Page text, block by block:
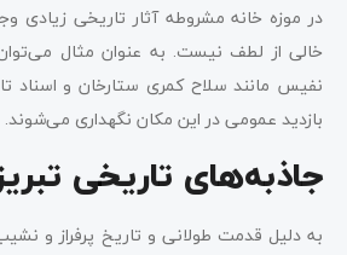
در موزه خانه مشروطه آثار تاریخی زیادی
خالی از لطف نیست. به عنوان مثال
نفیس مانند سلاح کمری ستارخان و اسناد
بازدید عمومی در این مکان نگهداری می‌شوند.
جاذبه‌های تاریخی
به دلیل قدمت طولانی و تاریخ پرفراز و